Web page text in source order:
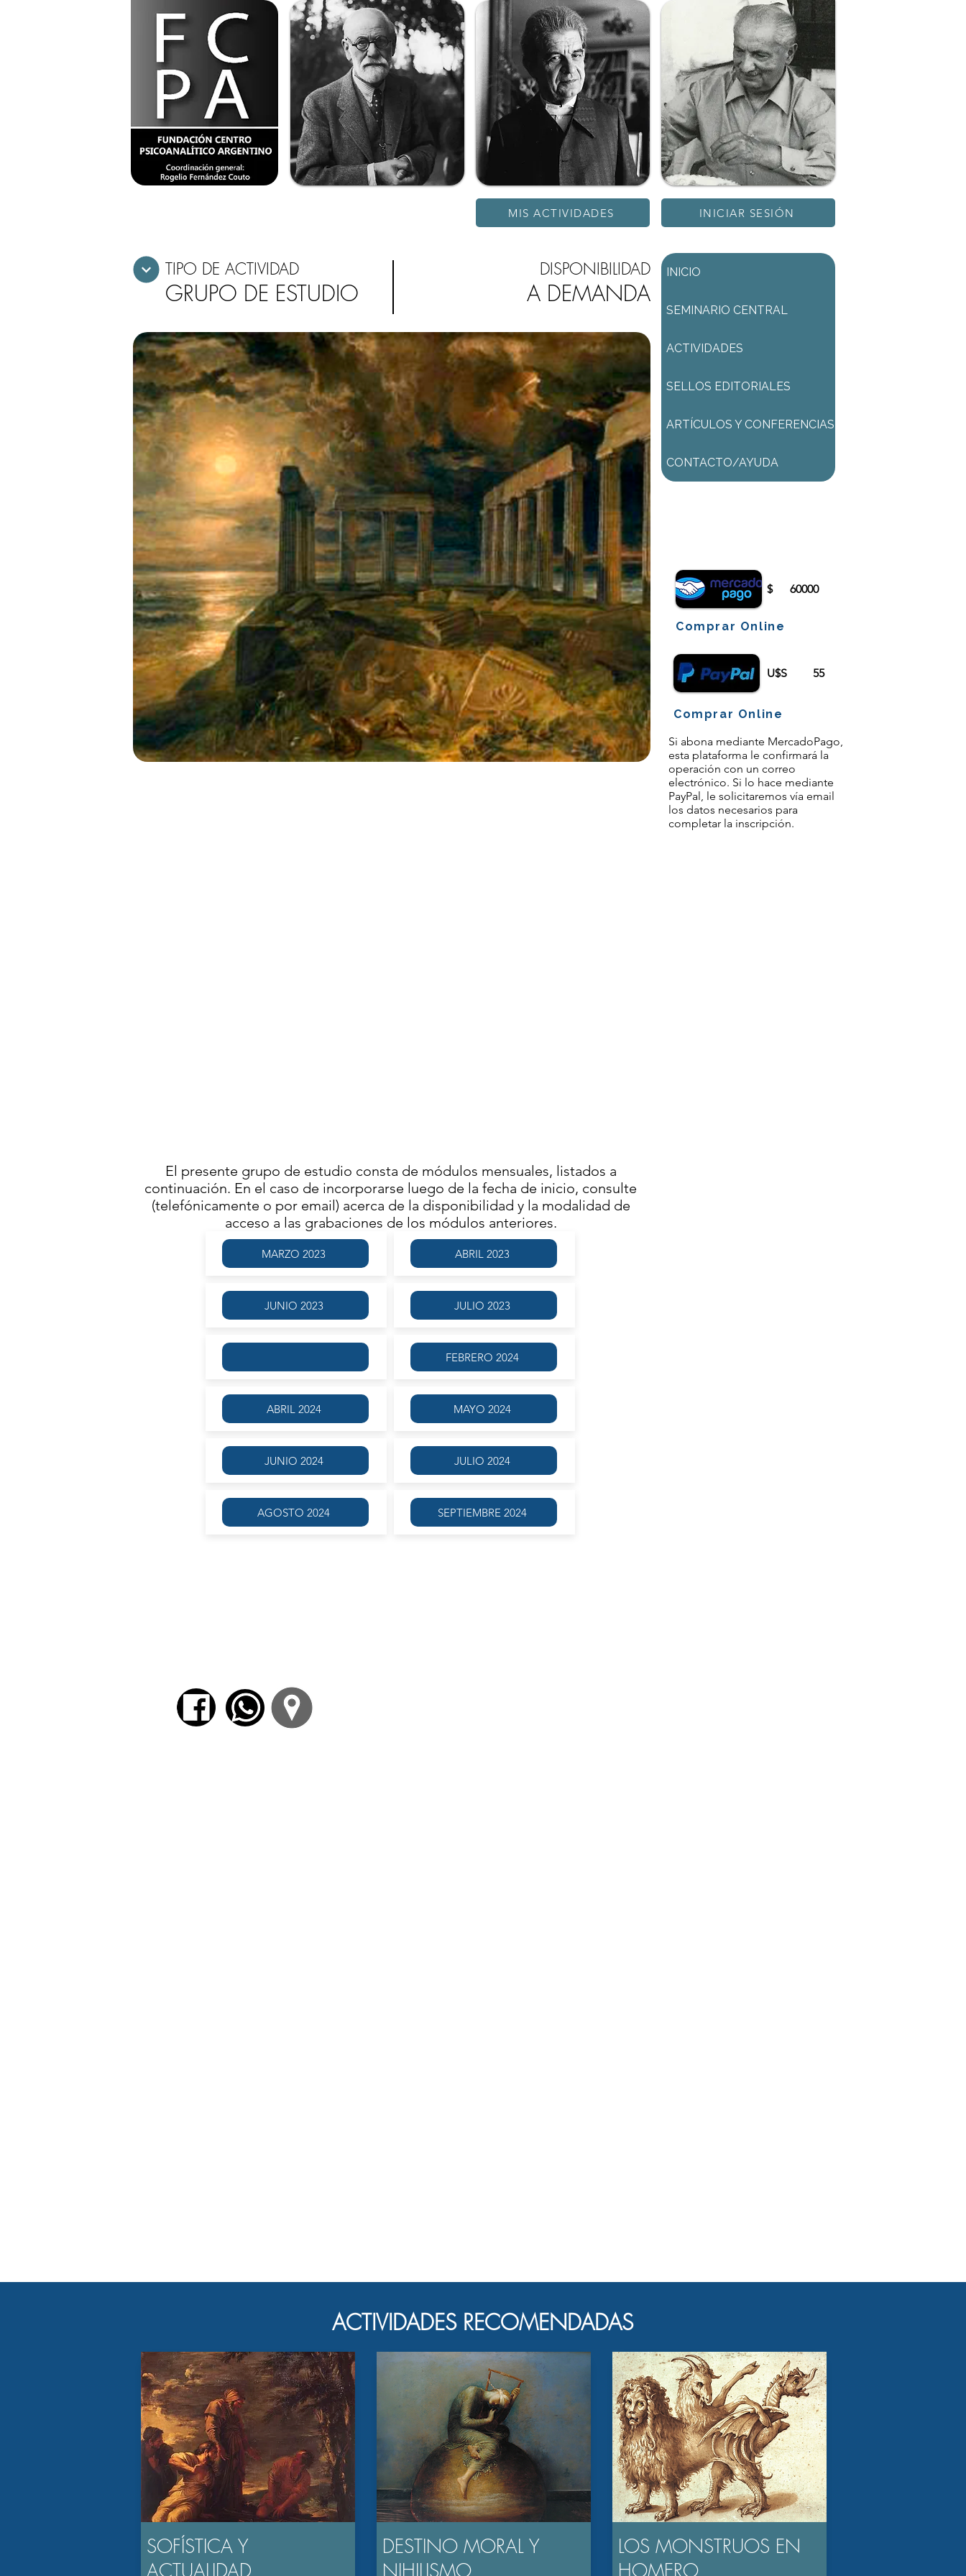
MIS ACTIVIDADES INICIAR SESIÓN
GRUPO DE ESTUDIO
DISPONIBILIDAD
A DEMANDA
TIPO DE ACTIVIDAD
El presente grupo de estudio consta de módulos mensuales, listados a
continuación. En el caso de incorporarse luego de la fecha de inicio, consulte
(telefónicamente o por email) acerca de la disponibilidad y la modalidad de
acceso a las grabaciones de los módulos anteriores.
MARZO 2023
JUNIO 2023
ABRIL 2024
JUNIO 2024
AGOSTO 2024
ABRIL 2023
JULIO 2023
FEBRERO 2024
MAYO 2024
JULIO 2024
SEPTIEMBRE 2024
$ 60000
Comprar Online
U$S 55
Comprar Online
Si abona mediante MercadoPago,
esta plataforma le confirmará la
operación con un correo
electrónico. Si lo hace mediante
PayPal, le solicitaremos vía email
los datos necesarios para
completar la inscripción.
INICIO
SEMINARIO CENTRAL
ACTIVIDADES
SELLOS EDITORIALES
ARTÍCULOS Y CONFERENCIAS
CONTACTO/AYUDA
ACTIVIDADES RECOMENDADAS
SOFÍSTICA Y
ACTUALIDAD
DESTINO MORAL Y
NIHILISMO
LOS MONSTRUOS EN
HOMERO